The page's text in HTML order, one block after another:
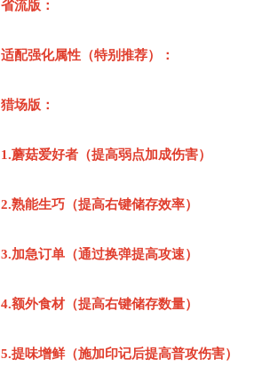
省流版：
适配强化属性（特别推荐）：
猎场版：
1.蘑菇爱好者（提高弱点加成伤害）
2.熟能生巧（提高右键储存效率）
3.加急订单（通过换弹提高攻速）
4.额外食材（提高右键储存数量）
5.提味增鲜（施加印记后提高普攻伤害）